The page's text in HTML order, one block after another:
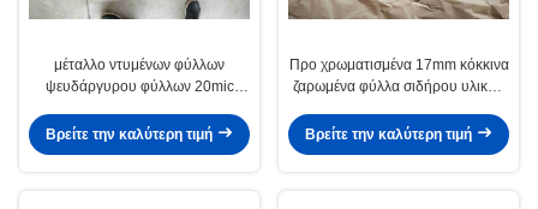
μέταλλο ντυμένων φύλλων
ψευδάργυρου φύλλων 20mic
προ χρωματισμένο ζαρωμένο
Βρείτε την καλύτερη τιμή
Προ χρωματισμένα 17mm κόκκινα
ζαρωμένα φύλλα σιδήρου υλικού
φύλλα
Βρείτε την καλύτερη τιμή